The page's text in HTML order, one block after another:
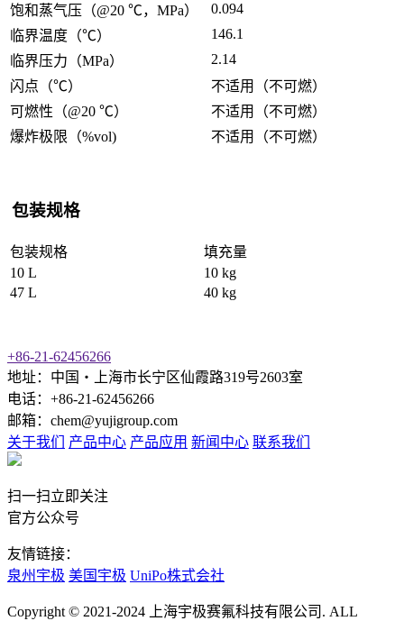
饱和蒸气压（@20 ℃，MPa）
0.094
临界温度（℃）
146.1
临界压力（MPa）
2.14
闪点（℃）
不适用（不可燃）
可燃性（@20 ℃）
不适用（不可燃）
爆炸极限（%vol)
不适用（不可燃）
包装规格
包装规格
填充量
10 L
10 kg
47 L
40 kg
+86-21-62456266
地址：中国‧上海市长宁区仙霞路319号2603室
电话：+86-21-62456266
邮箱：chem@yujigroup.com
关于我们
产品中心 产品应用 新闻中心 联系我们
扫一扫立即关注
官方公众号
友情链接：
泉州宇极 美国宇极 UniPo株式会社
Copyright © 2021-2024 上海宇极赛氟科技有限公司. ALL